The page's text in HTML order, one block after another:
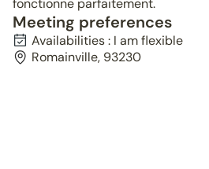
fonctionne parfaitement.
Meeting preferences
Availabilities : I am flexible
Romainville, 93230